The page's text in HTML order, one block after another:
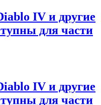
IV и другие
для части
IV и другие
для части